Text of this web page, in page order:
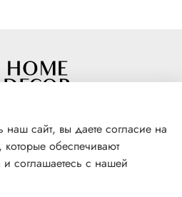
316 00 81
Лермонтова 102
сайт, вы даете согласие на
обеспечивают
и соглашаетесь с нашей